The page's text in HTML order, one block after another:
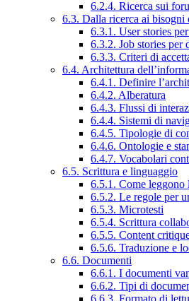
6.2.4. Ricerca sui
6.3. Dalla ricerca ai bisogni
6.3.1. User stories
6.3.2. Job stories per
6.3.3. Criteri di
6.4. Architettura
6.4.1. Definire
6.4.2. Alberatura
6.4.3. Flussi di
6.4.4. Sistemi di
6.4.5. Tipologie di
6.4.6. Ontologie e
6.4.7. Vocabolari
6.5. Scrittura e linguaggio
6.5.1. Come leggono
6.5.2. Le regole per
6.5.3. Microtesti
6.5.4. Scrittura
6.5.5. Content
6.5.6. Traduzione e
6.6. Documenti
6.6.1. I documenti
6.6.2. Tipi di
6.6.3. Formato di